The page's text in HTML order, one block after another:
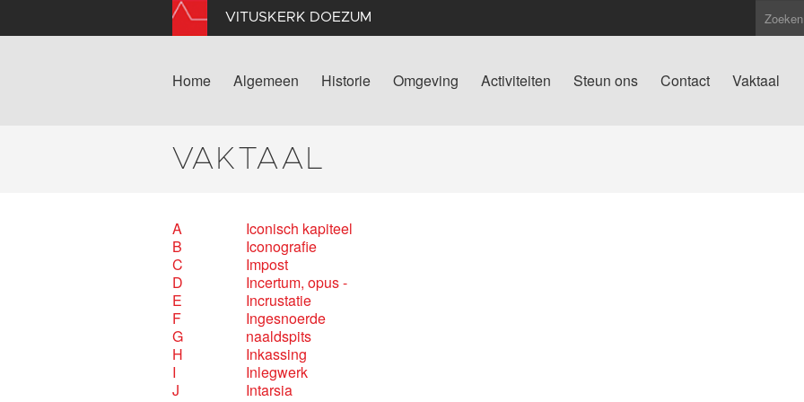
VITUSKERK DOEZUM
Home Algemeen Historie Omgeving Activiteiten Steun ons Contact Vaktaal
VAKTAAL
A
B
C
D
E
F
G
H
I
J
Iconisch kapiteel
Iconografie
Impost
Incertum, opus -
Incrustatie
Ingesnoerde
naaldspits
Inkassing
Inlegwerk
Intarsia